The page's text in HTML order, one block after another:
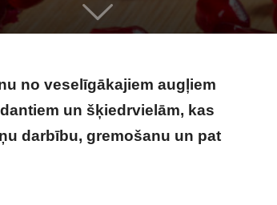
no veselīgākajiem augļiem
un šķiedrvielām, kas
darbību, gremošanu un pat